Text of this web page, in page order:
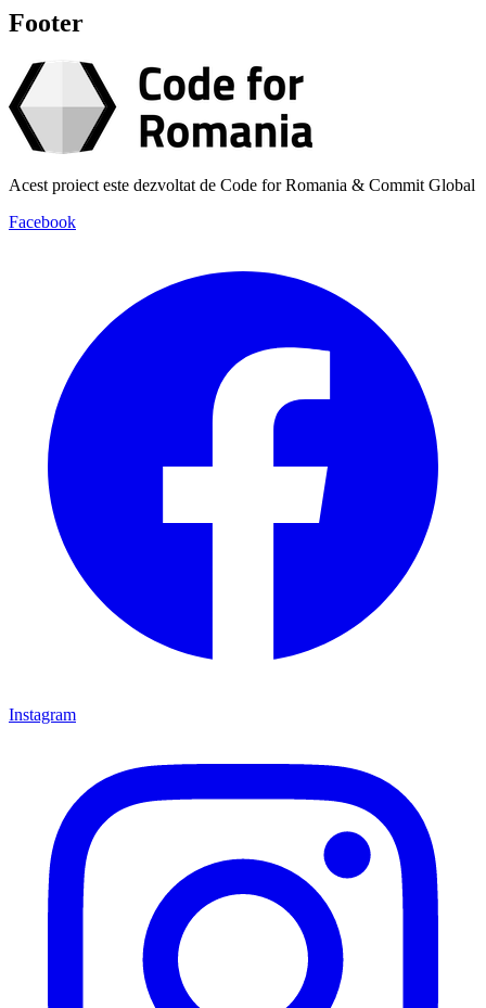
Footer
Acest proiect este dezvoltat de Code for Romania & Commit Global
Facebook
Instagram